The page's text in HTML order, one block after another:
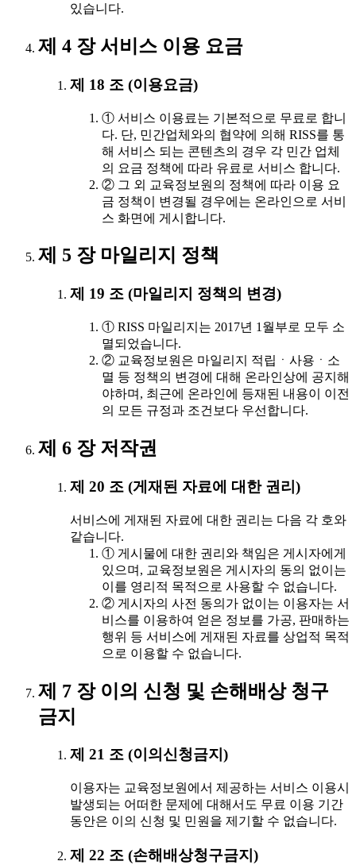
있습니다.
제 4 장 서비스 이용 요금
제 18 조 (이용요금)
① 서비스 이용료는 기본적으로 무료로 합니
다. 단, 민간업체와의 협약에 의해 RISS를 통
해 서비스 되는 콘텐츠의 경우 각 민간 업체
의 요금 정책에 따라 유료로 서비스 합니다.
② 그 외 교육정보원의 정책에 따라 이용 요
금 정책이 변경될 경우에는 온라인으로 서비
스 화면에 게시합니다.
제 5 장 마일리지 정책
제 19 조 (마일리지 정책의 변경)
① RISS 마일리지는 2017년 1월부로 모두 소
멸되었습니다.
② 교육정보원은 마일리지 적립ㆍ사용ㆍ소
멸 등 정책의 변경에 대해 온라인상에 공지해
야하며, 최근에 온라인에 등재된 내용이 이전
의 모든 규정과 조건보다 우선합니다.
제 6 장 저작권
제 20 조 (게재된 자료에 대한 권리)
서비스에 게재된 자료에 대한 권리는 다음 각 호와
같습니다.
① 게시물에 대한 권리와 책임은 게시자에게
있으며, 교육정보원은 게시자의 동의 없이는
이를 영리적 목적으로 사용할 수 없습니다.
② 게시자의 사전 동의가 없이는 이용자는 서
비스를 이용하여 얻은 정보를 가공, 판매하는
행위 등 서비스에 게재된 자료를 상업적 목적
으로 이용할 수 없습니다.
제 7 장 이의 신청 및 손해배상 청구
금지
제 21 조 (이의신청금지)
이용자는 교육정보원에서 제공하는 서비스 이용시
발생되는 어떠한 문제에 대해서도 무료 이용 기간
동안은 이의 신청 및 민원을 제기할 수 없습니다.
제 22 조 (손해배상청구금지)